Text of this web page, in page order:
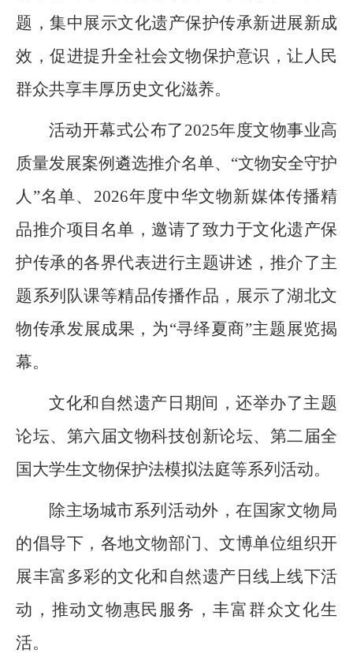
题，集中展示文化遗产保护传承新进展新成
效，促进提升全社会文物保护意识，让人民
群众共享丰厚历史文化滋养。
活动开幕式公布了2025年度文物事业高
质量发展案例遴选推介名单、“文物安全守护
人”名单、2026年度中华文物新媒体传播精
品推介项目名单，邀请了致力于文化遗产保
护传承的各界代表进行主题讲述，推介了主
题系列队课等精品传播作品，展示了湖北文
物传承发展成果，为“寻绎夏商”主题展览揭
幕。
文化和自然遗产日期间，还举办了主题
论坛、第六届文物科技创新论坛、第二届全
国大学生文物保护法模拟法庭等系列活动。
除主场城市系列活动外，在国家文物局
的倡导下，各地文物部门、文博单位组织开
展丰富多彩的文化和自然遗产日线上线下活
动，推动文物惠民服务，丰富群众文化生
活。